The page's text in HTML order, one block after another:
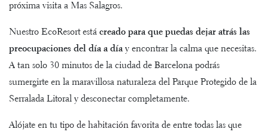
próxima visita a Mas Salagros.
Nuestro EcoResort está creado para que puedas dejar atrás las
preocupaciones del día a día y encontrar la calma que necesitas.
A tan solo 30 minutos de la ciudad de Barcelona podrás
sumergirte en la maravillosa naturaleza del Parque Protegido de la
Serralada Litoral y desconectar completamente.
Alójate en tu tipo de habitación favorita de entre todas las que